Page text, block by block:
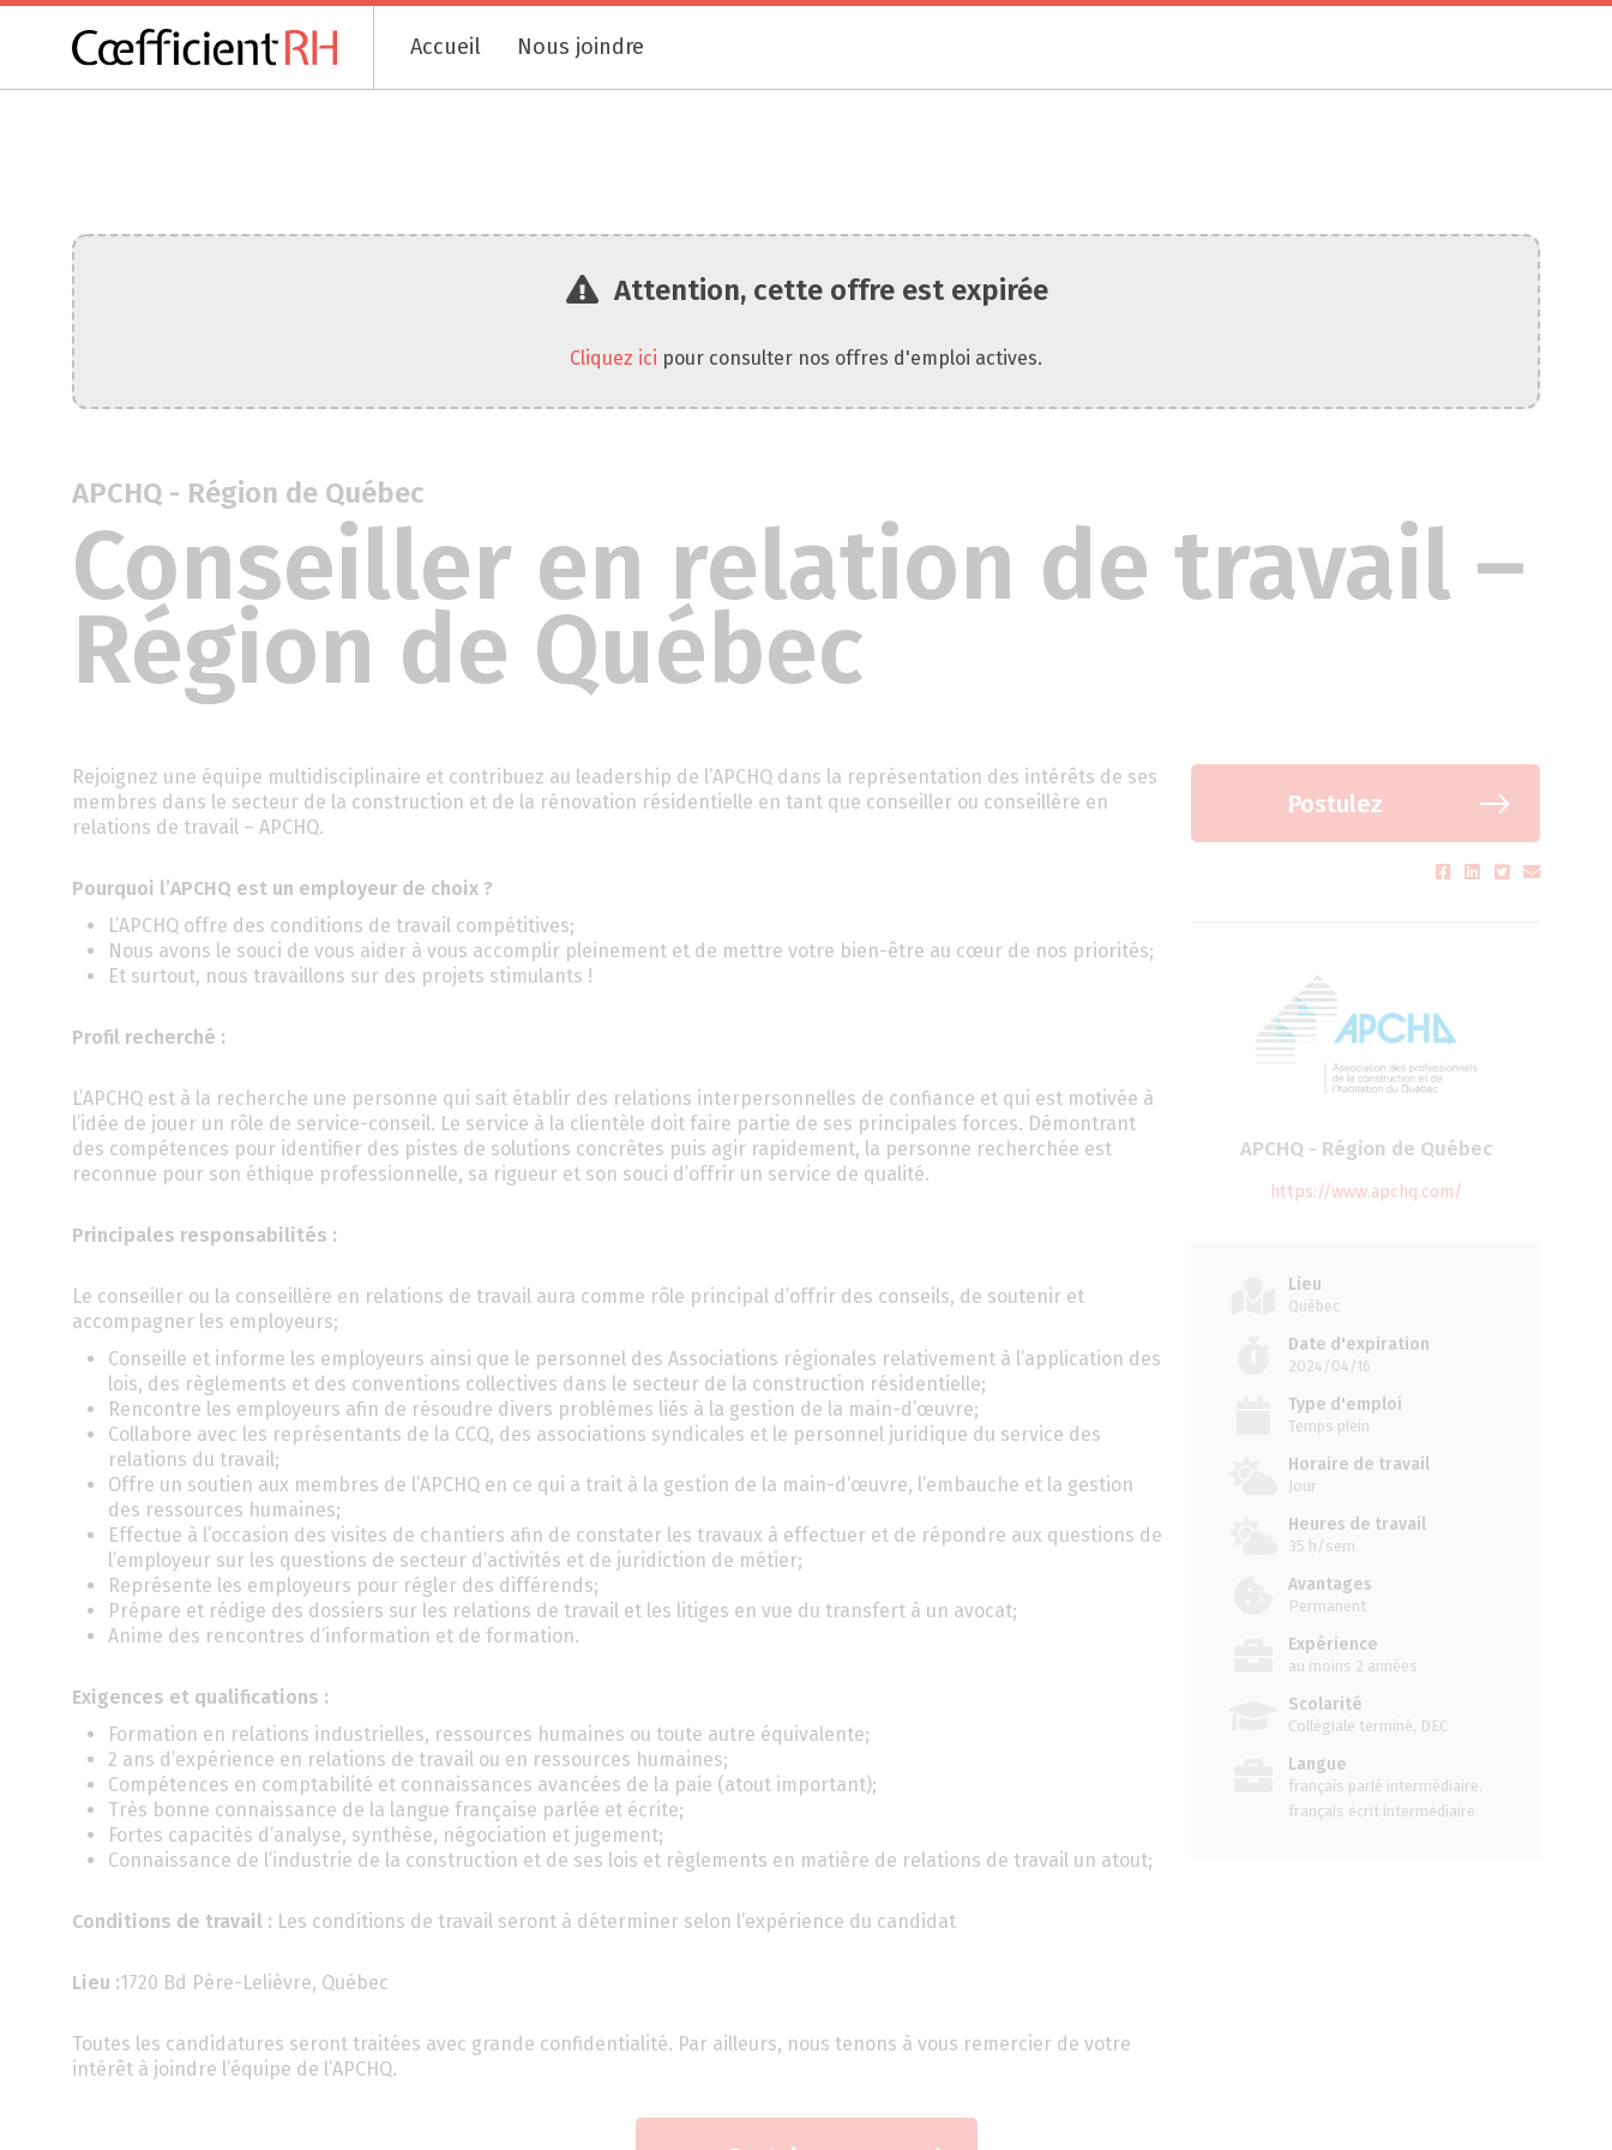
Accueil Nous joindre
Attention, cette offre est expirée
Cliquez ici pour consulter nos offres d'emploi actives.
APCHQ - Région de Québec
Conseiller en relation de travail –
Région de Québec
Rejoignez une équipe multidisciplinaire et contribuez au leadership de l’APCHQ dans la représentation des intérêts de ses
membres dans le secteur de la construction et de la rénovation résidentielle en tant que conseiller ou conseillère en
relations de travail – APCHQ.
Pourquoi l’APCHQ est un employeur de choix ?
L’APCHQ offre des conditions de travail compétitives;
Nous avons le souci de vous aider à vous accomplir pleinement et de mettre votre bien-être au cœur de nos priorités;
Et surtout, nous travaillons sur des projets stimulants !
Profil recherché :
L’APCHQ est à la recherche une personne qui sait établir des relations interpersonnelles de confiance et qui est motivée à
l’idée de jouer un rôle de service-conseil. Le service à la clientèle doit faire partie de ses principales forces. Démontrant
des compétences pour identifier des pistes de solutions concrètes puis agir rapidement, la personne recherchée est
reconnue pour son éthique professionnelle, sa rigueur et son souci d’offrir un service de qualité.
Principales responsabilités :
Le conseiller ou la conseillère en relations de travail aura comme rôle principal d’offrir des conseils, de soutenir et
accompagner les employeurs;
Conseille et informe les employeurs ainsi que le personnel des Associations régionales relativement à l’application des
lois, des règlements et des conventions collectives dans le secteur de la construction résidentielle;
Rencontre les employeurs afin de résoudre divers problèmes liés à la gestion de la main-d’œuvre;
Collabore avec les représentants de la CCQ, des associations syndicales et le personnel juridique du service des
relations du travail;
Offre un soutien aux membres de l’APCHQ en ce qui a trait à la gestion de la main-d’œuvre, l’embauche et la gestion
des ressources humaines;
Effectue à l’occasion des visites de chantiers afin de constater les travaux à effectuer et de répondre aux questions de
l’employeur sur les questions de secteur d’activités et de juridiction de métier;
Représente les employeurs pour régler des différends;
Prépare et rédige des dossiers sur les relations de travail et les litiges en vue du transfert à un avocat;
Anime des rencontres d’information et de formation.
Exigences et qualifications :
Formation en relations industrielles, ressources humaines ou toute autre équivalente;
2 ans d’expérience en relations de travail ou en ressources humaines;
Compétences en comptabilité et connaissances avancées de la paie (atout important);
Très bonne connaissance de la langue française parlée et écrite;
Fortes capacités d’analyse, synthèse, négociation et jugement;
Connaissance de l’industrie de la construction et de ses lois et règlements en matière de relations de travail un atout;
Conditions de travail : Les conditions de travail seront à déterminer selon l’expérience du candidat
Lieu :1720 Bd Père-Lelièvre, Québec
Toutes les candidatures seront traitées avec grande confidentialité. Par ailleurs, nous tenons à vous remercier de votre
intérêt à joindre l’équipe de l’APCHQ.
Postulez
APCHQ - Région de Québec
https://www.apchq.com/
Lieu
Québec
Date d'expiration
2024/04/16
Type d'emploi
Temps plein
Horaire de travail
Jour
Heures de travail
35 h/sem.
Avantages
Permanent
Expérience
au moins 2 années
Scolarité
Collégiale terminé, DEC
Langue
français parlé intermédiaire,
français écrit intermédiaire